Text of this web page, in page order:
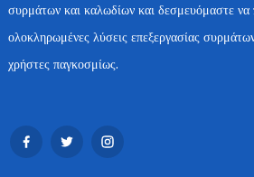
συρμάτων και καλωδίων και δεσμευόμαστε να
ολοκληρωμένες λύσεις επεξεργασίας
χρήστες παγκοσμίως.